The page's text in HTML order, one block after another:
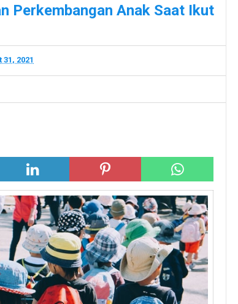
Perkembangan Anak Saat Ikut
2021